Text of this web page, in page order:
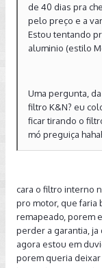
de 40 dias pra
pelo preço e a
Estou tentando
aluminio (estilo
Uma pergunta,
filtro K&N? eu
ficar tirando o
mó preguiça
cara o filtro interno
pro motor, que faria
remapeado, porem
perder a garantia,
agora estou em
porem queria